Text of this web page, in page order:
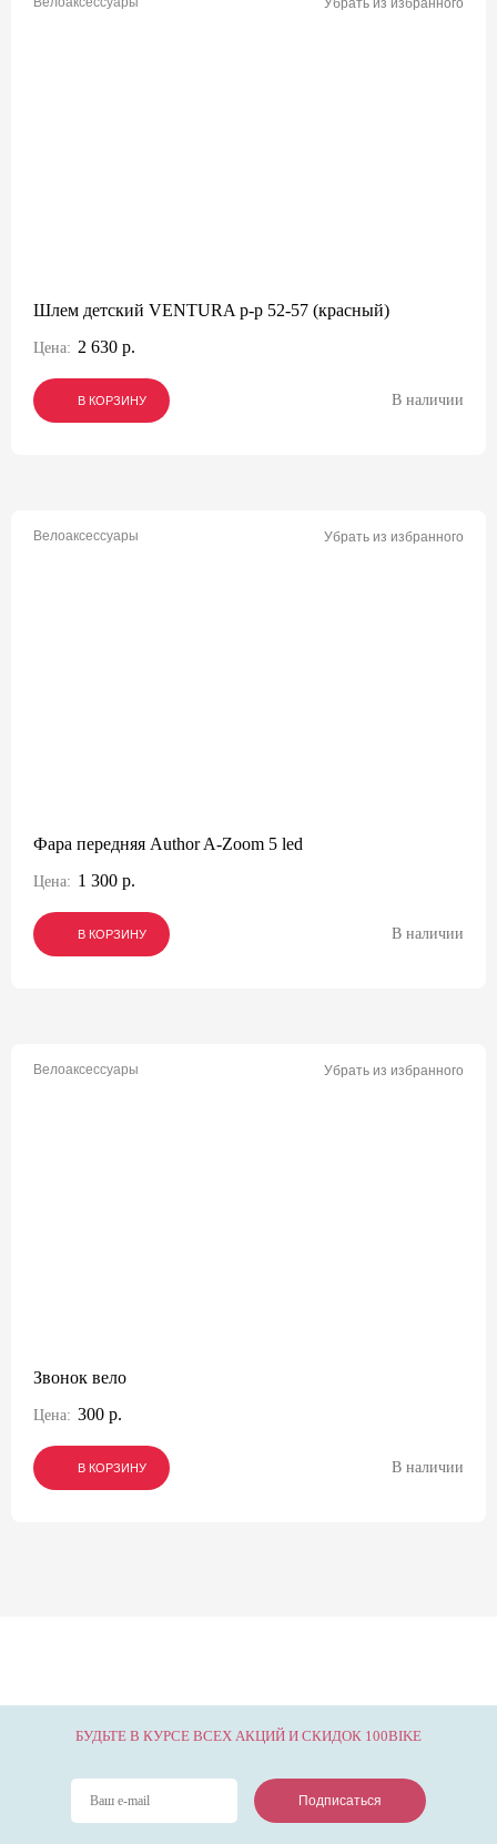
Убрать из избранного
Шлем детский VENTURA р-р 52-57 (красный)
Цена: 2 630 р.
В КОРЗИНУ
В КОРЗИНУ
В КОРЗИНУ В наличии
Велоаксессуары Убрать из избранного
Фара передняя Author A-Zoom 5 led
Цена: 1 300 р.
В КОРЗИНУ
В КОРЗИНУ
В КОРЗИНУ В наличии
Велоаксессуары Убрать из избранного
Звонок вело
Цена: 300 р.
В КОРЗИНУ
В КОРЗИНУ
В КОРЗИНУ В наличии
БУДЬТЕ В КУРСЕ ВСЕХ АКЦИЙ И СКИДОК 100BIKE
Подписаться
Подписаться
Подписаться